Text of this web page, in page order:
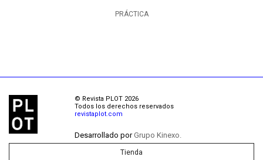
PRÁCTICA
© Revista PLOT 2026
Todos los derechos reservados
revistaplot.com
Desarrollado porGrupo Kinexo.
Tienda